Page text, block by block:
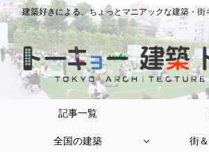
建築好きによる、ちょっとマニアックな建築・街
記事一覧
全国の建築 街